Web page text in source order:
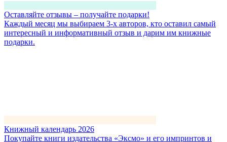
Оставляйте отзывы – получайте подарки!
Каждый месяц мы выбираем 3-х авторов, кто оставил самый
интересный и информативный отзыв и дарим им книжные
подарки.
Книжный календарь 2026
Покупайте книги издательства «Эксмо» и его импринтов и